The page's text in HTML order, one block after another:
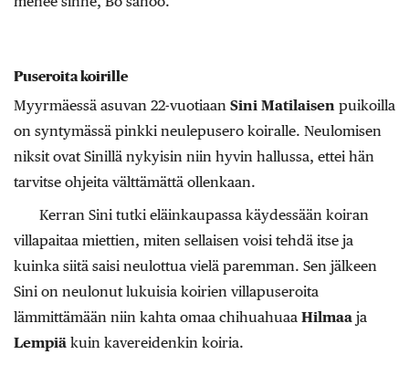
Puseroita koirille
Myyrmäessä asuvan 22-vuotiaan Sini Matilaisen puikoilla
on syntymässä pinkki neulepusero koiralle. Neulomisen
niksit ovat Sinillä nykyisin niin hyvin hallussa, ettei hän
tarvitse ohjeita välttämättä ollenkaan.
Kerran Sini tutki eläinkaupassa käydessään koiran
villapaitaa miettien, miten sellaisen voisi tehdä itse ja
kuinka siitä saisi neulottua vielä paremman. Sen jälkeen
Sini on neulonut lukuisia koirien villapuseroita
lämmittämään niin kahta omaa chihuahuaa Hilmaa ja
Lempiä kuin kavereidenkin koiria.